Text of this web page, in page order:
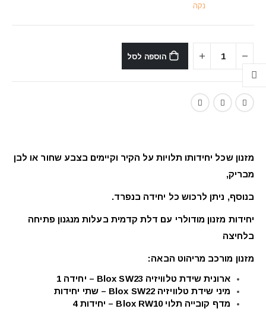
נקה
הוספה לסל
מזנון שכל יחידותו תלויות על הקיר וקיימים בצבע שחור או לבן
מבריק,
בנוסף, ניתן לרכוש כל יחידה בנפרד.
יחידות מזנון מודולרי עם דלת קדמית בעלות מנגנון פתיחה
בלחיצה
מזנון מורכב מריהוט הבאה:
ארונית שידת טלוויזיה Blox SW23 – יחידה 1
מיני שידת טלוויזיה Blox SW22 – שתי יחידות
מדף קובייה תלוי Blox RW10 – יחידות 4